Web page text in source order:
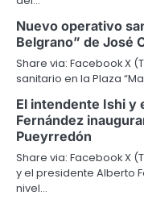
Nuevo operativo
Belgrano” de José
Share via: Facebook X
sanitario en la Plaza
El intendente Ishi y
Fernández
Pueyrredón
Share via: Facebook X
y el presidente Alberto
nivel…